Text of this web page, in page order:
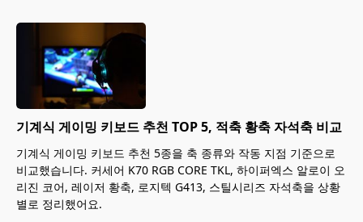
기계식 게이밍 키보드 추천 TOP 5, 적축 황축 자석축 비교
기계식 게이밍 키보드 추천 5종을 축 종류와 작동 지점 기준으로
비교했습니다. 커세어 K70 RGB CORE TKL, 하이퍼엑스 알로이 오
리진 코어, 레이저 황축, 로지텍 G413, 스틸시리즈 자석축을 상황
별로 정리했어요.